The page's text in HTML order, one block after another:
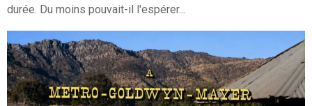
durée. Du moins pouvait-il l'espérer...